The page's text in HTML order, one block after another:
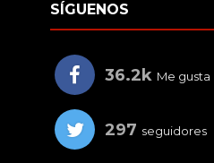
SÍGUENOS
36.2k Me gusta
297 seguidores